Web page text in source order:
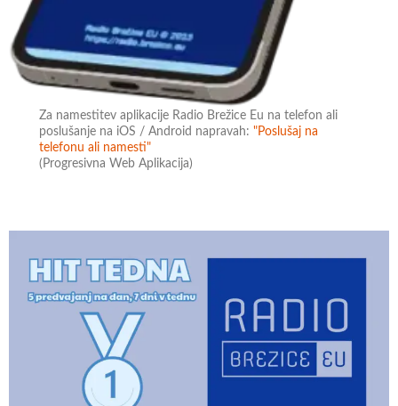
Za namestitev aplikacije Radio Brežice Eu na telefon ali
poslušanje na iOS / Android napravah:"Poslušaj na
telefonu ali namesti"
(Progresivna Web Aplikacija)